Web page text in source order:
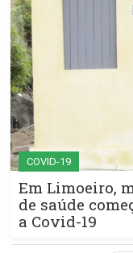
COVID-19
Em Limoeiro,
de saúde
a Covid-19